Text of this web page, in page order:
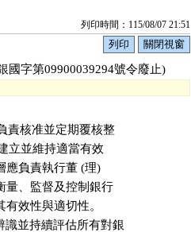
列印時間：115/08/07 21:51
國字第09900039294號令廢止)
責核准並定期覆核整
立並維持適當有效
應負責執行董 (理)
量、監督及控制銀行
有效性與適切性。
識並持續評估所有對銀